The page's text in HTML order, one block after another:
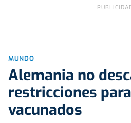
MUNDO
Alemania no
restricciones
vacunados